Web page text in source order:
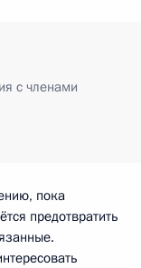
с членами
пока
предотвратить